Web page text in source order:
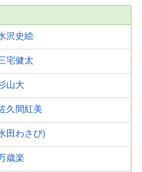
沢史絵
宅健太
山大
久間紅美
田わさび)
歳楽